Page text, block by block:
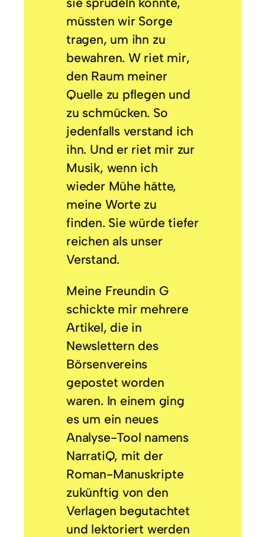
müssten wir Sorge
tragen, um ihn zu
bewahren. W riet mir,
den Raum meiner
Quelle zu pflegen und
zu schmücken. So
jedenfalls verstand ich
ihn. Und er riet mir zur
Musik, wenn ich
wieder Mühe hätte,
meine Worte zu
finden. Sie würde tiefer
reichen als unser
Verstand.
Meine Freundin G
schickte mir mehrere
Artikel, die in
Newslettern des
Börsenvereins
gepostet worden
waren. In einem ging
es um ein neues
Analyse-Tool namens
NarratiQ, mit der
Roman-Manuskripte
zukünftig von den
Verlagen begutachtet
und lektoriert werden